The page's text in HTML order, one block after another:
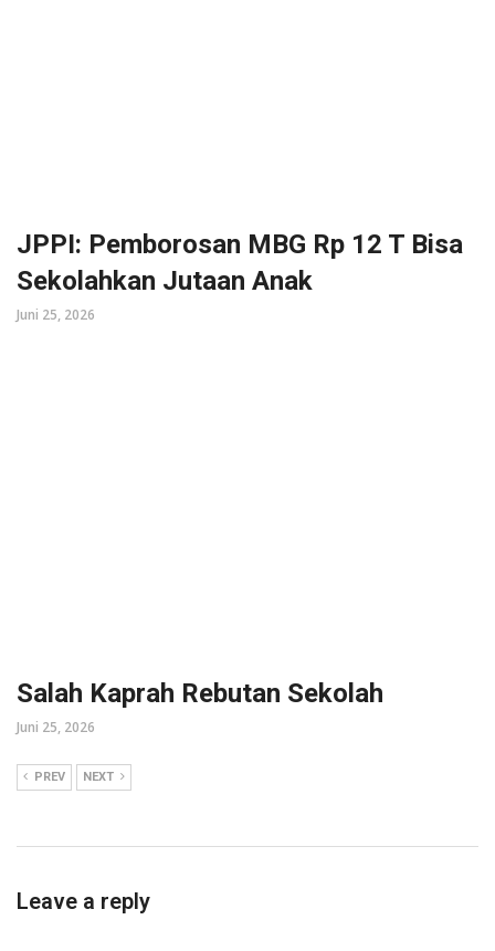
JPPI: Pemborosan MBG Rp 12 T Bisa
Sekolahkan Jutaan Anak
Juni 25, 2026
Salah Kaprah Rebutan Sekolah
Juni 25, 2026
PREV NEXT
Leave a reply